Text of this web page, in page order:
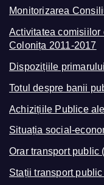
Monitorizarea
Activitatea
Colonița 2011-2017
Dispozițiile
Totul despre banii
Achizițiile Publice
Situația social-
Orar transport public
Stații transport